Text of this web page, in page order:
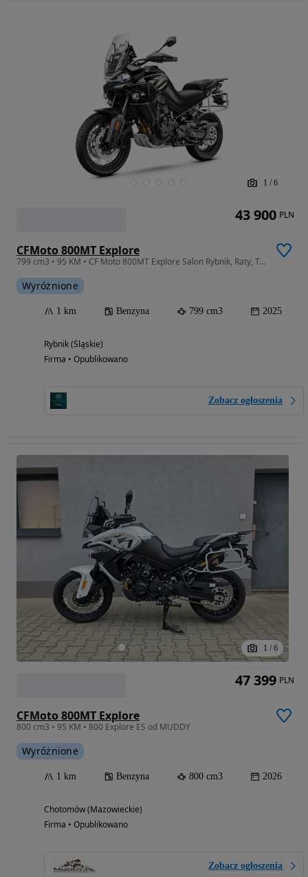
1 / 6
CFMoto 800MT Explore
799 cm3 • 95 KM • CF Moto 800MT Explore Salon Rybnik, Raty, Transport
Wyróżnione
1 km Benzyna 799 cm3 2025
Rybnik (Śląskie)
Firma • Opublikowano
Zobacz ogłoszenia
43 900 PLN
1 / 6
CFMoto 800MT Explore
800 cm3 • 95 KM • 800 Explore ES od MUDDY
Wyróżnione
1 km Benzyna 800 cm3 2026
Chotomów (Mazowieckie)
Firma • Opublikowano
Zobacz ogłoszenia
47 399 PLN